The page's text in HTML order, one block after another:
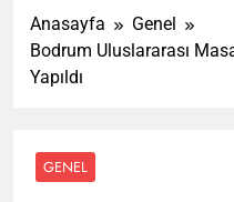
Anasayfa
Genel
Bodrum Uluslararası
Yapıldı
GENEL